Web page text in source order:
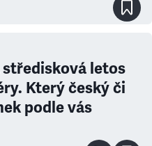
středisková letos
Který český či
podle vás